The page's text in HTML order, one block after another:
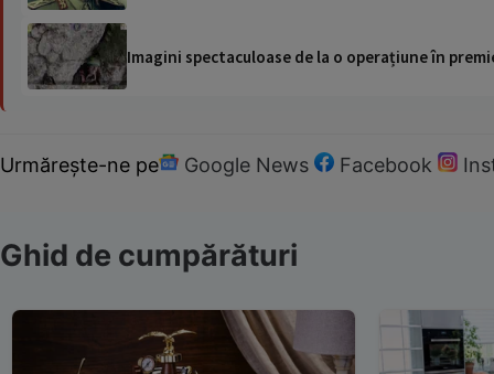
Imagini spectaculoase de la o operațiune în
Urmărește-ne pe Google News Facebook
Ghid de cumpărături